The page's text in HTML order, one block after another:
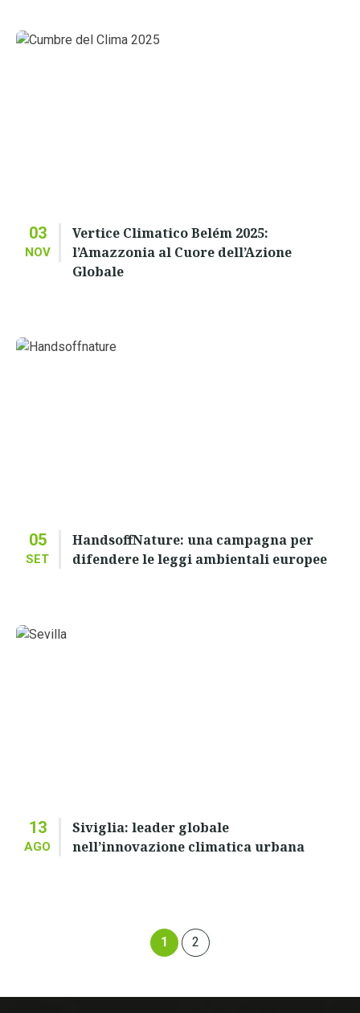
03
NOV
Vertice Climatico Belém 2025:
l’Amazzonia al Cuore dell’Azione
Globale
05
SET
HandsoffNature: una campagna per
difendere le leggi ambientali europee
13
AGO
Siviglia: leader globale
nell’innovazione climatica urbana
1 2